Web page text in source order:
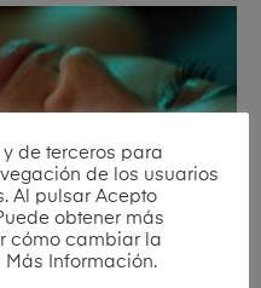
de terceros para
de los usuarios
Al pulsar Acepto
obtener más
cómo cambiar la
Información.